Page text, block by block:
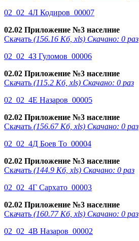
02_02_4Л Кодиров_00007
02.02 Приложение №3 населние
Скачать (156.16 Кб, xls) Скачано: 0 раз
02_02_4З Гуломов_00006
02.02 Приложение №3 населние
Скачать (115.2 Кб, xls) Скачано: 0 раз
02_02_4Е Назаров_00005
02.02 Приложение №3 населние
Скачать (156.67 Кб, xls) Скачано: 0 раз
02_02_4Д Боев То_00004
02.02 Приложение №3 населние
Скачать (144.9 Кб, xls) Скачано: 0 раз
02_02_4Г Сархато_00003
02.02 Приложение №3 населние
Скачать (160.77 Кб, xls) Скачано: 0 раз
02_02_4В Назаров_00002